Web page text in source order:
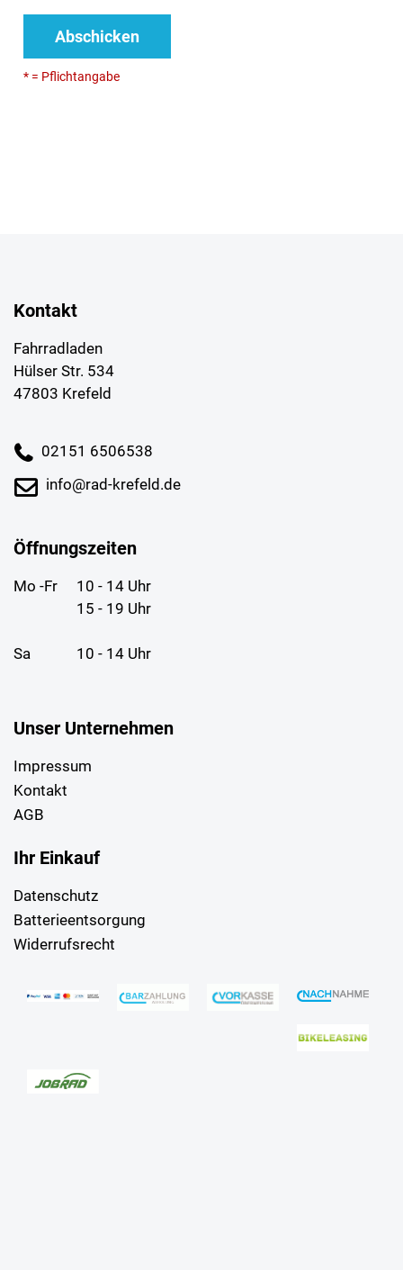
Abschicken
* = Pflichtangabe
Kontakt
Fahrradladen
Hülser Str. 534
47803 Krefeld
02151 6506538
info@rad-krefeld.de
Öffnungszeiten
Mo -Fr
10 - 14 Uhr
15 - 19 Uhr
Sa 10 - 14 Uhr
Unser Unternehmen
Impressum
Kontakt
AGB
Ihr Einkauf
Datenschutz
Batterieentsorgung
Widerrufsrecht